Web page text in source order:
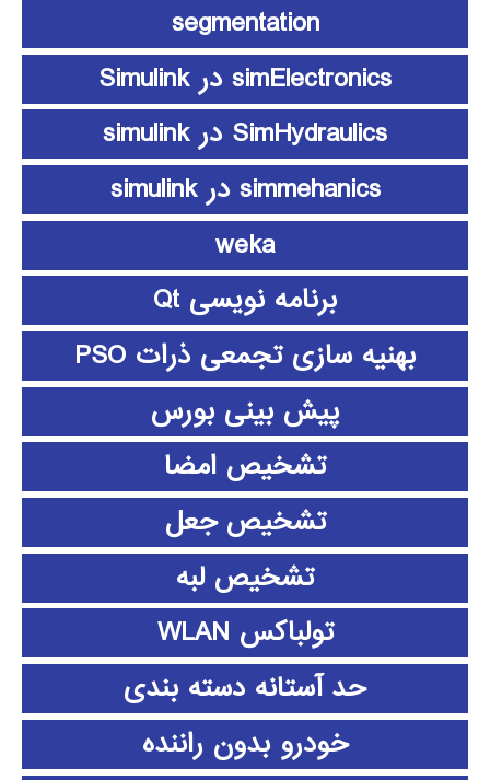
segmentation
simElectronics در Simulink
SimHydraulics در simulink
simmehanics در simulink
weka
برنامه نویسی Qt
بهنیه سازی تجمعی ذرات PSO
پیش بینی بورس
تشخیص امضا
تشخیص جعل
تشخیص لبه
تولباکس WLAN
حد آستانه دسته بندی
خودرو بدون راننده